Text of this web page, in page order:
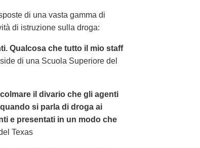
di una vasta gamma di
di istruzione sulla droga:
Qualcosa che tutto il mio staff
di una Scuola Superiore del
il divario che gli agenti
si parla di droga ai
e presentati in un modo che
Texas